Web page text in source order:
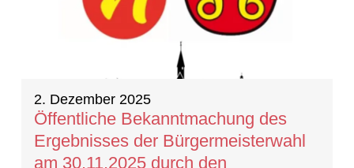
2. Dezember 2025
Öffentliche Bekanntmachung des
Ergebnisses der Bürgermeisterwahl
am 30.11.2025 durch den